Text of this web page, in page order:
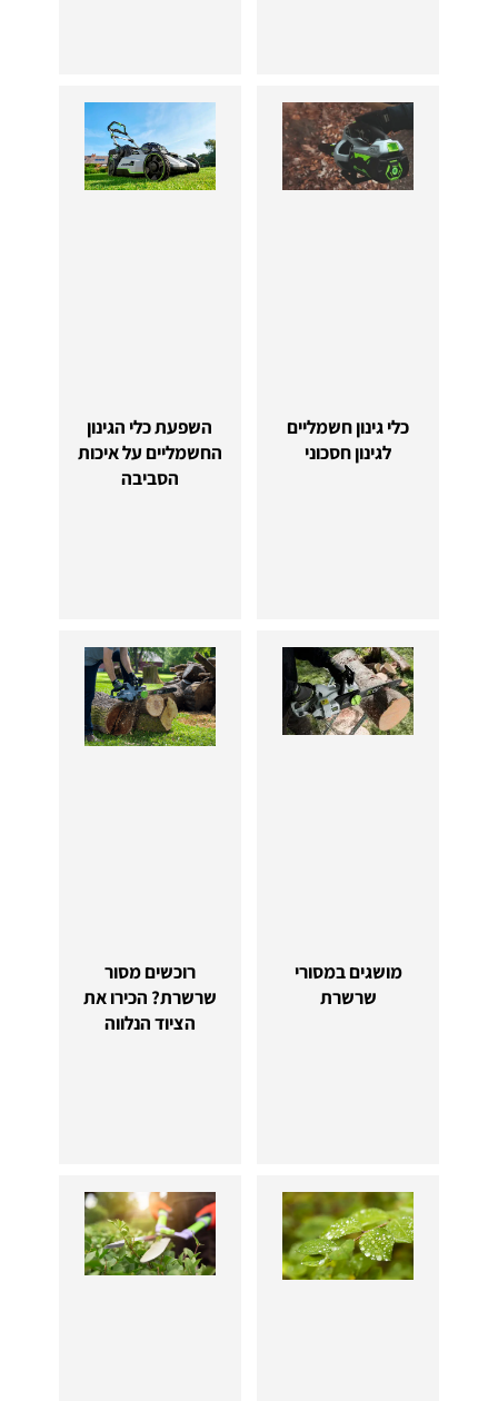
כלי גינון חשמליים
לגינון חסכוני
השפעת כלי הגינון
החשמליים על איכות
הסביבה
מושגים במסורי
שרשרת
רוכשים מסור
שרשרת? הכירו את
הציוד הנלווה